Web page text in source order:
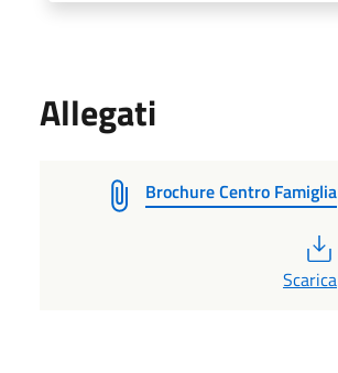
Allegati
Brochure Centro Famiglia
Scarica